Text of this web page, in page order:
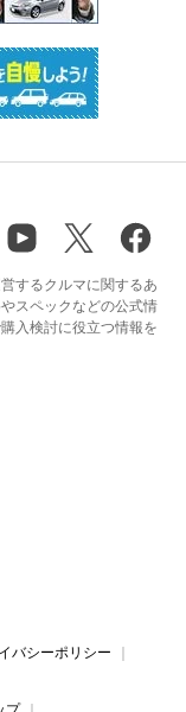
するクルマに関するあ
スペックなどの公式情
入検討に役立つ情報を
バシーポリシー